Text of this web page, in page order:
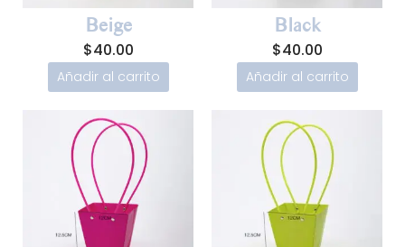
Beige
$40.00
Añadir al carrito
Black
$40.00
Añadir al carrito